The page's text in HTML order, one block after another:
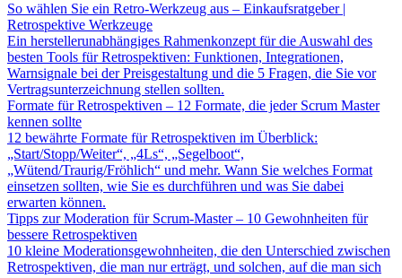
So wählen Sie ein Retro-Werkzeug aus – Einkaufsratgeber |
Retrospektive Werkzeuge
Ein herstellerunabhängiges Rahmenkonzept für die Auswahl des
besten Tools für Retrospektiven: Funktionen, Integrationen,
Warnsignale bei der Preisgestaltung und die 5 Fragen, die Sie vor
Vertragsunterzeichnung stellen sollten.
Formate für Retrospektiven – 12 Formate, die jeder Scrum Master
kennen sollte
12 bewährte Formate für Retrospektiven im Überblick:
„Start/Stopp/Weiter“, „4Ls“, „Segelboot“,
„Wütend/Traurig/Fröhlich“ und mehr. Wann Sie welches Format
einsetzen sollten, wie Sie es durchführen und was Sie dabei
erwarten können.
Tipps zur Moderation für Scrum-Master – 10 Gewohnheiten für
bessere Retrospektiven
10 kleine Moderationsgewohnheiten, die den Unterschied zwischen
Retrospektiven, die man nur erträgt, und solchen, auf die man sich